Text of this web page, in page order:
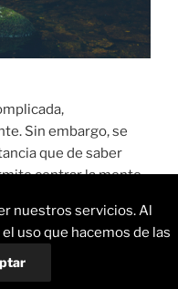
Sin embargo, se
que de saber
centrar la mente,
Con algunos minutos
cambios positivos en
a día.
nuestros servicios. Al
uso que hacemos de las